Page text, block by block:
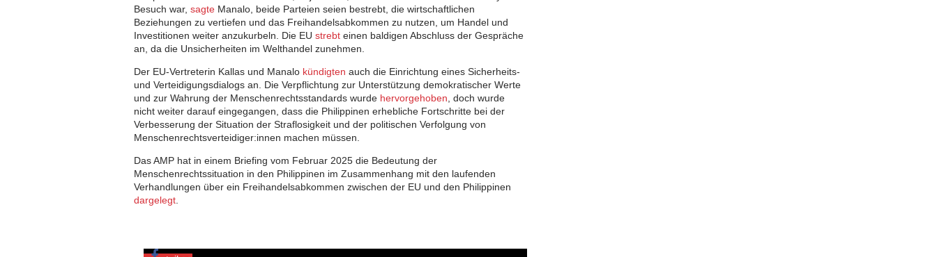
Besuch war, sagte Manalo, beide Parteien seien bestrebt, die wirtschaftlichen
Beziehungen zu vertiefen und das Freihandelsabkommen zu nutzen, um Handel und
Investitionen weiter anzukurbeln. Die EU strebt einen baldigen Abschluss der Gespräche
an, da die Unsicherheiten im Welthandel zunehmen.
Der EU-Vertreterin Kallas und Manalo kündigten auch die Einrichtung eines Sicherheits-
und Verteidigungsdialogs an. Die Verpflichtung zur Unterstützung demokratischer Werte
und zur Wahrung der Menschenrechtsstandards wurde hervorgehoben , doch wurde
nicht weiter darauf eingegangen, dass die Philippinen erhebliche Fortschritte bei der
Verbesserung der Situation der Straflosigkeit und der politischen Verfolgung von
Menschenrechtsverteidiger:innen machen müssen.
Das AMP hat in einem Briefing vom Februar 2025 die Bedeutung der
Menschenrechtssituation in den Philippinen im Zusammenhang mit den laufenden
Verhandlungen über ein Freihandelsabkommen zwischen der EU und den Philippinen
dargelegt